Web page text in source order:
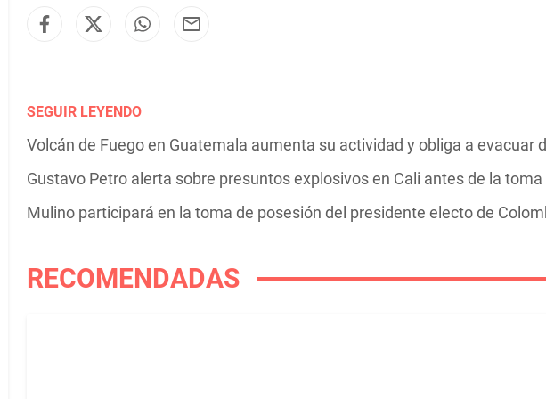
SEGUIR LEYENDO
Volcán de Fuego en Guatemala aumenta su actividad y obliga a evacuar
Gustavo Petro alerta sobre presuntos explosivos en Cali antes de la
Mulino participará en la toma de posesión del presidente electo de
RECOMENDADAS